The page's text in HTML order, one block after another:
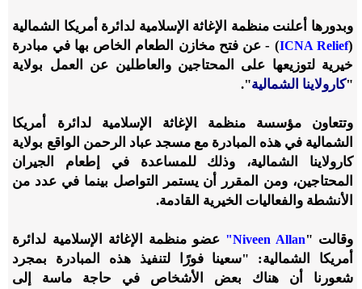
وبدورها أعلنت منظمة الإغاثة الإسلامية لدائرة أمريكا الشمالية
(
ICNA Relief) - عن فتح مخازن الطعام الخاص بها في مبادرة
خيرية لتوزيعها على المحتاجين والعاطلين عن العمل بولاية
"كارولاينا الشمالية".
وتتعاون مؤسسة منظمة الإغاثة الإسلامية لدائرة أمريكا
الشمالية في هذه المبادرة مع مسجد عباد الرحمن الواقع بولاية
كارولاينا الشمالية، وذلك للمساعدة في إطعام الجيران
المحتاجين، ومن المقرر أن يستمر التواصل بينما في عدد من
الأنشطة والفعاليات الخيرية القادمة.
وقالت "Niveen Allan"
عضو منظمة الإغاثة الإسلامية لدائرة
أمريكا الشمالية: "سعينا فورًا لتنفيذ هذه المبادرة بمجرد
شعورنا أن هناك بعض الأشخاص في حاجة ماسة إلى